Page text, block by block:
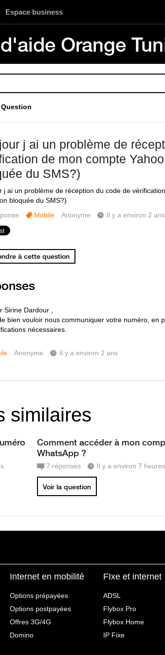
Espace business
Orange
Question
j ai un problème de
de mon compte
du SMS?)
j ai un problème de réception du code de
bloquée du SMS?)
Mobile Anonyme Il y a environ 2 ans
à cette question
Sirine Dardour ,
bien vouloir nous communiquer votre numéro, en
nécessaires.
Anonyme Il y a environ 2 ans
similaires
Comment accéder à mon
WhatsApp ?
7 réponses Il y a environ 7 heures
Voir la question
Internet en mobilité
Options prépayées
Options postpayées
Offres 3G/4G
Domino
FIxe et internet
ADSL
Flybox Pro
Flybox Home
IP Fixe